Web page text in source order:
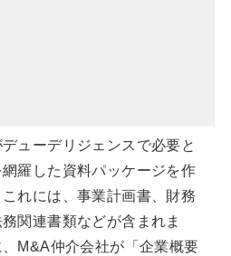
ューデリジェンスで必要と
羅した資料パッケージを作
れには、事業計画書、財務
関連書類などが含まれま
M&A仲介会社が「企業概要